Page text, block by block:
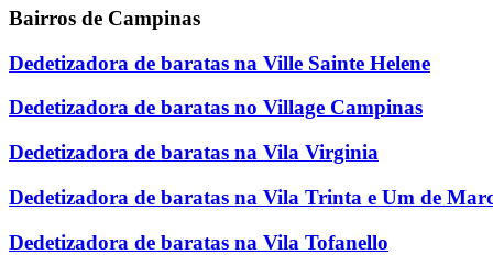
Bairros de Campinas
Dedetizadora de baratas na Ville Sainte Helene
Dedetizadora de baratas no Village Campinas
Dedetizadora de baratas na Vila Virginia
Dedetizadora de baratas na Vila Trinta e Um de
Dedetizadora de baratas na Vila Tofanello